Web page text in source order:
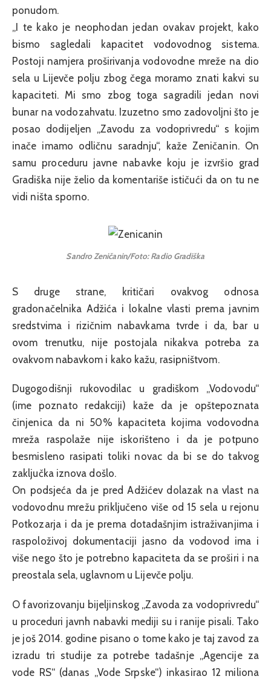
ponudom.
„I te kako je neophodan jedan ovakav projekt, kako
bismo sagledali kapacitet vodovodnog sistema.
Postoji namjera proširivanja vodovodne mreže na dio
sela u Lijevče polju zbog čega moramo znati kakvi su
kapaciteti. Mi smo zbog toga sagradili jedan novi
bunar na vodozahvatu. Izuzetno smo zadovoljni što je
posao dodijeljen „Zavodu za vodoprivredu“ s kojim
inače imamo odličnu saradnju“, kaže Zeničanin. On
samu proceduru javne nabavke koju je izvršio grad
Gradiška nije želio da komentariše ističući da on tu ne
vidi ništa sporno.
Sandro Zeničanin/Foto: Radio Gradiška
S druge strane, kritičari ovakvog odnosa
gradonačelnika Adžića i lokalne vlasti prema javnim
sredstvima i rizičnim nabavkama tvrde i da, bar u
ovom trenutku, nije postojala nikakva potreba za
ovakvom nabavkom i kako kažu, rasipništvom.
Dugogodišnji rukovodilac u gradiškom „Vodovodu“
(ime poznato redakciji) kaže da je opštepoznata
činjenica da ni 50% kapaciteta kojima vodovodna
mreža raspolaže nije iskorišteno i da je potpuno
besmisleno rasipati toliki novac da bi se do takvog
zaključka iznova došlo.
On podsjeća da je pred Adžićev dolazak na vlast na
vodovodnu mrežu priključeno više od 15 sela u rejonu
Potkozarja i da je prema dotadašnjim istraživanjima i
raspoloživoj dokumentaciji jasno da vodovod ima i
više nego što je potrebno kapaciteta da se proširi i na
preostala sela, uglavnom u Lijevče polju.
O favorizovanju bijeljinskog „Zavoda za vodoprivredu“
u proceduri javnh nabavki mediji su i ranije pisali. Tako
je još 2014. godine pisano o tome kako je taj zavod za
izradu tri studije za potrebe tadašnje „Agencije za
vode RS“ (danas „Vode Srpske“) inkasirao 12 miliona